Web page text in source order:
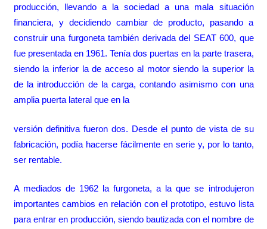
producción, llevando a la sociedad a una mala situación
financiera, y decidiendo cambiar de producto, pasando a
construir una furgoneta también derivada del SEAT 600, que
fue presentada en 1961. Tenía dos puertas en la parte trasera,
siendo la inferior la de acceso al motor siendo la superior la
de la introducción de la carga, contando asimismo con una
amplia puerta lateral que en la
versión definitiva fueron dos. Desde el punto de vista de su
fabricación, podía hacerse fácilmente en serie y, por lo tanto,
ser rentable.
A mediados de 1962 la furgoneta, a la que se introdujeron
importantes cambios en relación con el prototipo, estuvo lista
para entrar en producción, siendo bautizada con el nombre de